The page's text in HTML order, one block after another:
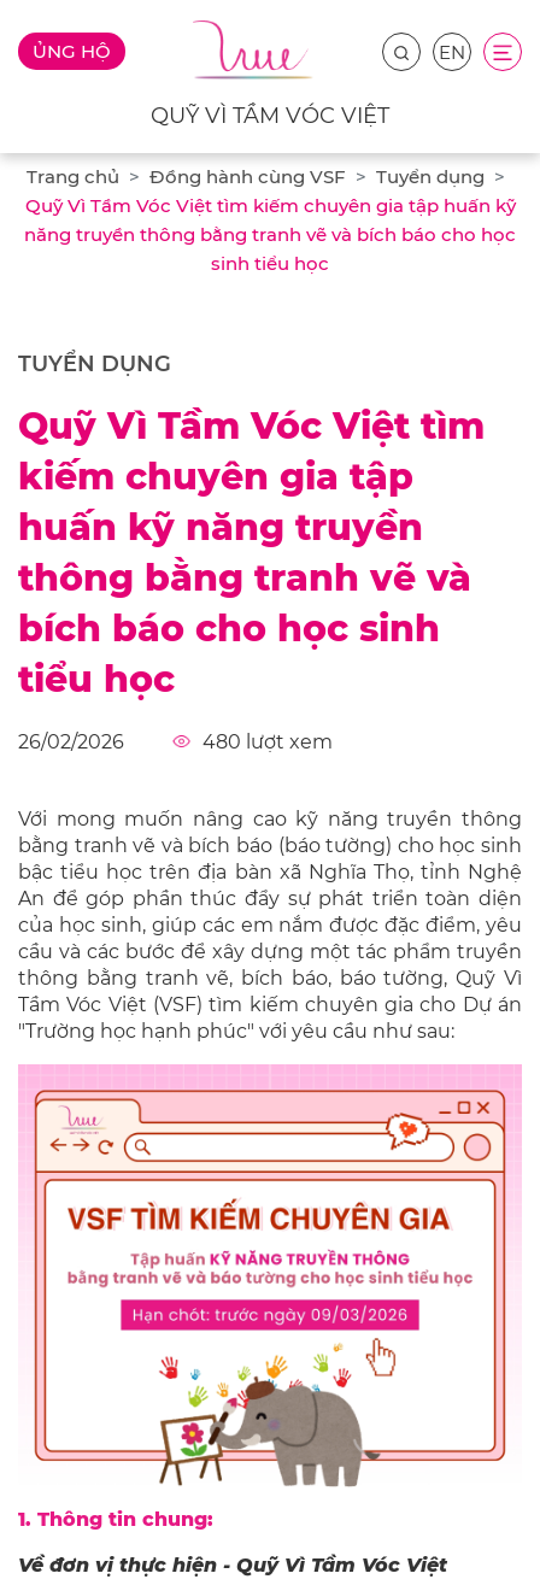
ỦNG HỘ EN
QUỸ VÌ TẦM VÓC VIỆT
Trang chủ Đồng hành cùng VSF
Tuyển dụng
Quỹ Vì Tầm Vóc Việt tìm kiếm chuyên gia tập huấn kỹ
năng truyền thông bằng tranh vẽ và bích báo cho học
sinh tiểu học
TUYỂN DỤNG
Quỹ Vì Tầm Vóc Việt tìm
kiếm chuyên gia tập
huấn kỹ năng truyền
thông bằng tranh vẽ và
bích báo cho học sinh
tiểu học
26/02/2026 480 lượt xem
Với mong muốn nâng cao kỹ năng truyền thông
bằng tranh vẽ và bích báo (báo tường) cho học sinh
bậc tiểu học trên địa bàn xã Nghĩa Thọ, tỉnh Nghệ
An để góp phần thúc đẩy sự phát triển toàn diện
của học sinh, giúp các em nắm được đặc điểm, yêu
cầu và các bước để xây dựng một tác phẩm truyền
thông bằng tranh vẽ, bích báo, báo tường, Quỹ Vì
Tầm Vóc Việt (VSF) tìm kiếm chuyên gia cho Dự án
"Trường học hạnh phúc" với yêu cầu như sau:
1. Thông tin chung:
Về đơn vị thực hiện - Quỹ Vì Tầm Vóc Việt